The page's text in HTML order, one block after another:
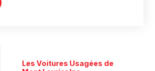
Les Voitures Usagées de